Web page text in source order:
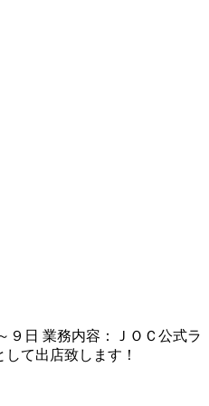
９日 業務内容：ＪＯＣ公式ラ
て出店致します！